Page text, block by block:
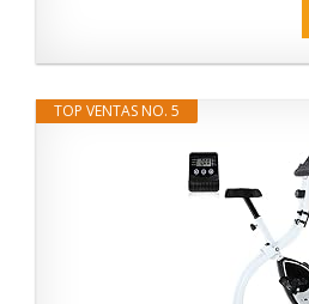
TOP VENTAS NO. 5